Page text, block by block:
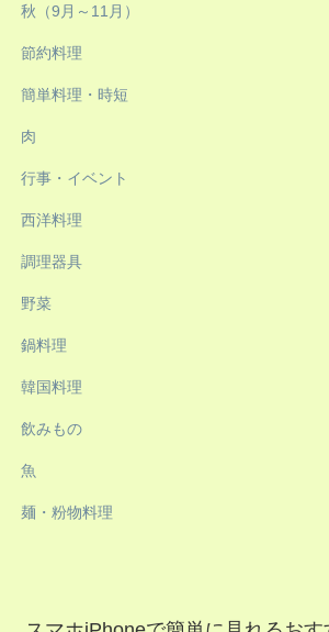
秋（9月～11月）
節約料理
簡単料理・時短
肉
行事・イベント
西洋料理
調理器具
野菜
鍋料理
韓国料理
飲みもの
魚
麺・粉物料理